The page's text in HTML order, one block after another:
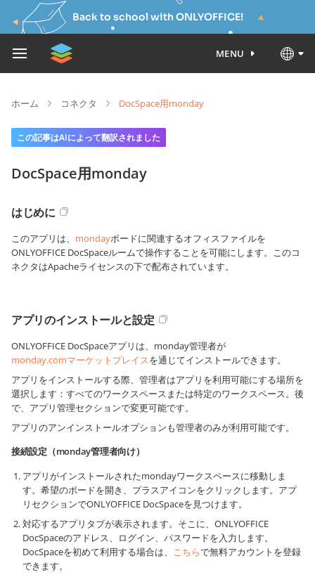
Back to school with ONLYOFFICE!
MENU
ホーム コネクタ DocSpace用monday
この記事はAIによって翻訳されました
DocSpace用monday
はじめに
このアプリは、 mondayボードに関連するオフィスファイルを
ONLYOFFICE DocSpaceルームで操作することを可能にします。このコ
ネクタはApacheライセンスの下で配布されています。
アプリのインストールと設定
ONLYOFFICE DocSpaceアプリは、monday管理者が
monday.comマーケットプレイスを通じてインストールできます。
アプリをインストールする際、管理者はアプリを利用可能にする場所を
選択します：すべてのワークスペースまたは特定のワークスペース。後
で、アプリ管理セクションで変更可能です。
アプリのアンインストールオプションも管理者のみが利用可能です。
接続設定（monday管理者向け）
アプリがインストールされたmondayワークスペースに移動しま
す。希望のボードを開き、プラスアイコンをクリックします。アプ
リセクションでONLYOFFICE DocSpaceを見つけます。
対応するアプリタブが表示されます。そこに、ONLYOFFICE
DocSpaceのアドレス、ログイン、パスワードを入力します。
DocSpaceを初めて利用する場合は、 こちらで無料アカウントを登録
できます。